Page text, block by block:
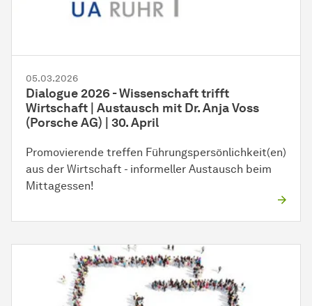
05.03.2026
Dialogue 2026 - Wissenschaft trifft
Wirtschaft | Austausch mit Dr. Anja Voss
(Porsche AG) | 30. April
Promovierende treffen Führungspersönlichkeit(en)
aus der Wirtschaft - informeller Austausch beim
Mittagessen!